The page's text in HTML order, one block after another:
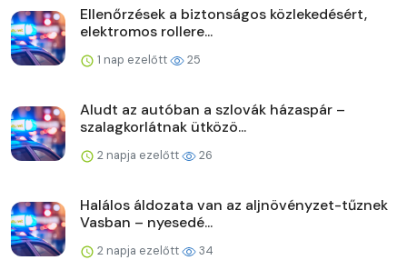
Ellenőrzések a biztonságos közlekedésért,
elektromos rollere...
1 nap ezelőtt 25
Aludt az autóban a szlovák házaspár –
szalagkorlátnak ütközö...
2 napja ezelőtt 26
Halálos áldozata van az aljnövényzet-tűznek
Vasban – nyesedé...
2 napja ezelőtt 34